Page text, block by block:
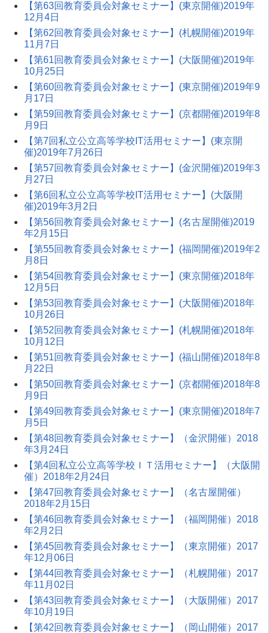
【第63回教育委員会対象セミナー】(東京開催)2019年
12月4日
【第62回教育委員会対象セミナー】(札幌開催)2019年
11月7日
【第61回教育委員会対象セミナー】(大阪開催)2019年
10月25日
【第60回教育委員会対象セミナー】(東京開催)2019年9
月17日
【第59回教育委員会対象セミナー】(京都開催)2019年8
月9日
【第7回私立公立高等学校IT活用セミナー】(東京開
催)2019年7月26日
【第57回教育委員会対象セミナー】(金沢開催)2019年3
月27日
【第6回私立公立高等学校IT活用セミナー】(大阪開
催)2019年3月2日
【第56回教育委員会対象セミナー】(名古屋開催)2019
年2月15日
【第55回教育委員会対象セミナー】(福岡開催)2019年2
月8日
【第54回教育委員会対象セミナー】(東京開催)2018年
12月5日
【第53回教育委員会対象セミナー】(大阪開催)2018年
10月26日
【第52回教育委員会対象セミナー】(札幌開催)2018年
10月12日
【第51回教育委員会対象セミナー】(福山開催)2018年8
月22日
【第50回教育委員会対象セミナー】(京都開催)2018年8
月9日
【第49回教育委員会対象セミナー】(東京開催)2018年7
月5日
【第48回教育委員会対象セミナー】（金沢開催）2018
年3月24日
【第4回私立公立高等学校ＩＴ活用セミナー】（大阪開
催）2018年2月24日
【第47回教育委員会対象セミナー】（名古屋開催）
2018年2月15日
【第46回教育委員会対象セミナー】（福岡開催）2018
年2月2日
【第45回教育委員会対象セミナー】（東京開催）2017
年12月06日
【第44回教育委員会対象セミナー】（札幌開催）2017
年11月02日
【第43回教育委員会対象セミナー】（大阪開催）2017
年10月19日
【第42回教育委員会対象セミナー】（岡山開催）2017